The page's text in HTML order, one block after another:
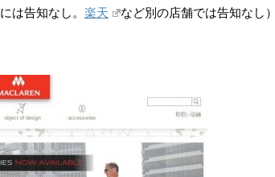
には告知なし。 楽天 など別の店舗では告知なし）